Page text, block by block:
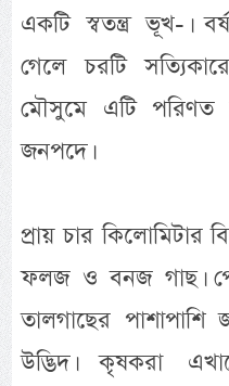
একটি স্বতন্ত্র ভূখ-।
গেলে চরটি
মৌসুমে এটি
জনপদে।
প্রায় চার কিলোমিটার
ফলজ ও বনজ গাছ।
তালগাছের পাশাপাশি
উদ্ভিদ। কৃষকরা